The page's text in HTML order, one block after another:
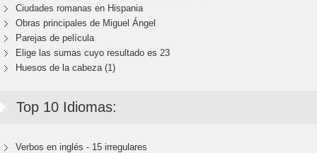
Ciudades romanas en Hispania
Obras principales de Miguel Ángel
Parejas de película
Elige las sumas cuyo resultado es 23
Huesos de la cabeza (1)
Top 10 Idiomas:
Verbos en inglés - 15 irregulares